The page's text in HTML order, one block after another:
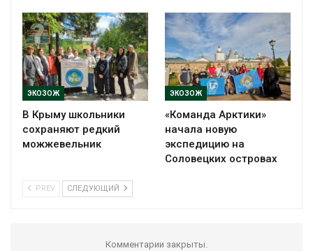
ЭКОЗОЖ
В Крыму школьники
сохраняют редкий
можжевельник
ЭКОЗОЖ
«Команда Арктики»
начала новую
экспедицию на
Соловецких островах
PREV СЛЕДУЮЩИЙ
Комментарии закрыты.